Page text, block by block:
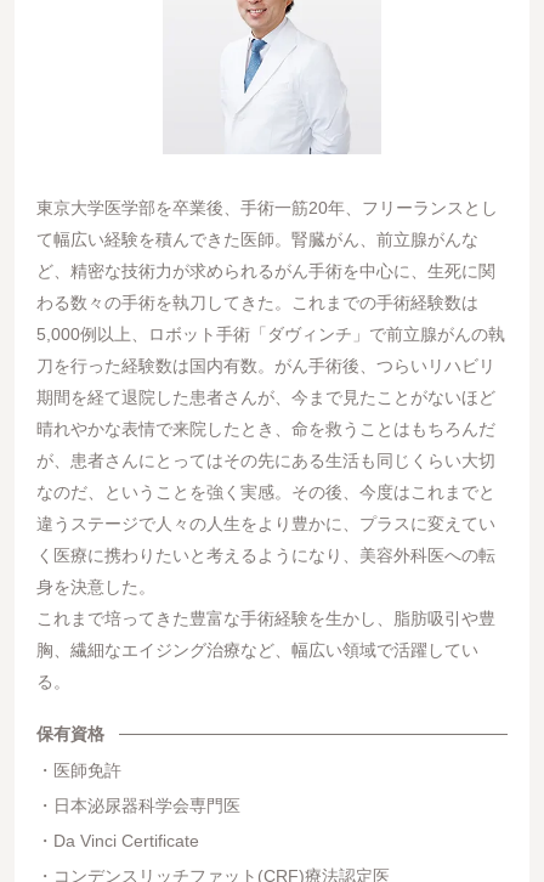
東京大学医学部を卒業後、手術一筋20年、フリーランスとし
て幅広い経験を積んできた医師。腎臓がん、前立腺がんな
ど、精密な技術力が求められるがん手術を中心に、生死に関
わる数々の手術を執刀してきた。これまでの手術経験数は
5,000例以上、ロボット手術「ダヴィンチ」で前立腺がんの執
刀を行った経験数は国内有数。がん手術後、つらいリハビリ
期間を経て退院した患者さんが、今まで見たことがないほど
晴れやかな表情で来院したとき、命を救うことはもちろんだ
が、患者さんにとってはその先にある生活も同じくらい大切
なのだ、ということを強く実感。その後、今度はこれまでと
違うステージで人々の人生をより豊かに、プラスに変えてい
く医療に携わりたいと考えるようになり、美容外科医への転
身を決意した。
これまで培ってきた豊富な手術経験を生かし、脂肪吸引や豊
胸、繊細なエイジング治療など、幅広い領域で活躍してい
る。
保有資格
医師免許
日本泌尿器科学会専門医
Da Vinci Certificate
コンデンスリッチファット(CRF)療法認定医